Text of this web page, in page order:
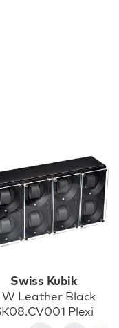
Swiss Kubik
Leather Black
Plexi